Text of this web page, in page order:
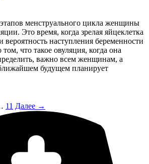
менструального цикла женщины
Это время, когда зрелая яйцеклетка
вероятность наступления беременности
что такое овуляция, когда она
важно всем женщинам, а
будущем планирует
11 Далее →